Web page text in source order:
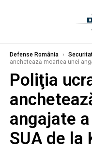
Defense România ›
anchetează moartea unei
Poliţia
angajate
SUA de la